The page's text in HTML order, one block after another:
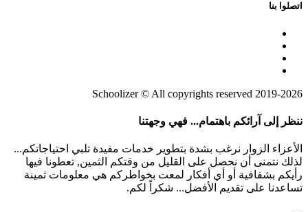
اتصلوا بنا
2019-2026 Schoolizer © All copyrights reserved
ننظر إلى آرائكم باهتمام... فهي وجهتنا
الأعزاء الزوار نرغب بشدة بتطوير خدمات مفيدة تلبي احتياجاتكم...
لذلك نتمنى أن نحصل على القليل من وقتكم الثمين, تعطونا فيها
رأيكم بشفافية أو أي أفكار لمعت بخواطركم هي معلومات ثمينة
تساعدنا على تقديم الأفضل... شكراً لكم.